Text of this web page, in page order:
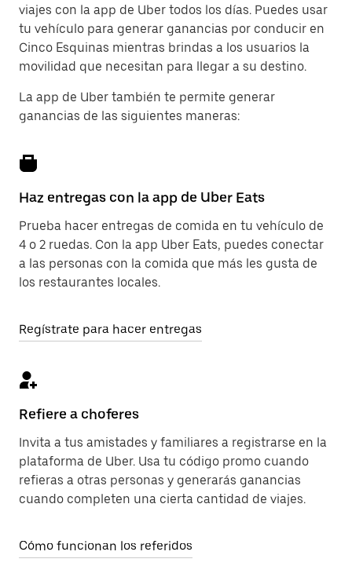
viajes con la app de Uber todos los días. Puedes usar
tu vehículo para generar ganancias por conducir en
Cinco Esquinas mientras brindas a los usuarios la
movilidad que necesitan para llegar a su destino.
La app de Uber también te permite generar
ganancias de las siguientes maneras:
Haz entregas con la app de Uber Eats
Prueba hacer entregas de comida en tu vehículo de
4 o 2 ruedas. Con la app Uber Eats, puedes conectar
a las personas con la comida que más les gusta de
los restaurantes locales.
Regístrate para hacer entregas
Refiere a choferes
Invita a tus amistades y familiares a registrarse en la
plataforma de Uber. Usa tu código promo cuando
refieras a otras personas y generarás ganancias
cuando completen una cierta cantidad de viajes.
Cómo funcionan los referidos